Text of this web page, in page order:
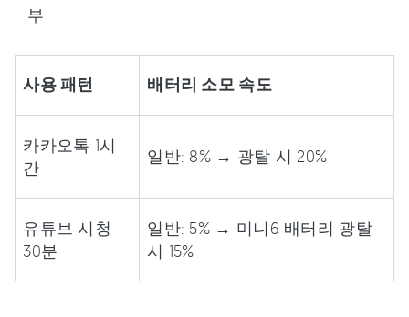
부
사용 패턴 배터리 소모 속도
카카오톡 1시
간
일반: 8% → 광탈 시 20%
유튜브 시청
30분
일반: 5% → 미니6 배터리 광탈
시 15%